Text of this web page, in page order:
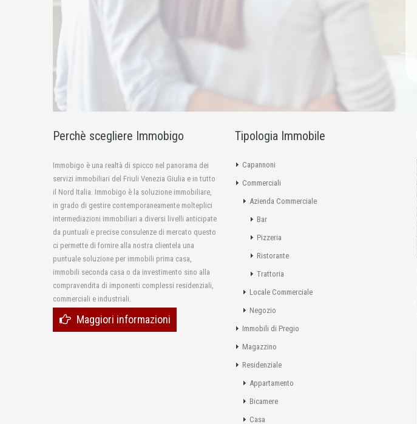
Perchè scegliere Immobigo
Immobigo è una realtà di spicco nel panorama dei
servizi immobiliari del Friuli Venezia Giulia e in tutto
il Nord Italia. Immobigo è la soluzione immobiliare,
in grado di gestire contemporaneamente molteplici
intermediazioni immobiliari a diversi livelli anticipate
da puntuali e precise consulenze di mercato questo
ci permette di fornire alla nostra clientela una
puntuale soluzione per immobili prima casa,
immobili seconda casa o da investimento sino alla
compravendita di imponenti complessi residenziali,
commerciali e industriali.
Maggiori informazioni
Tipologia Immobile
Capannoni
Commerciali
Azienda Commerciale
Bar
Pizzeria
Ristorante
Trattoria
Locale Commerciale
Negozio
Immobili di Pregio
Magazzino
Residenziale
Appartamento
Bicamere
Casa